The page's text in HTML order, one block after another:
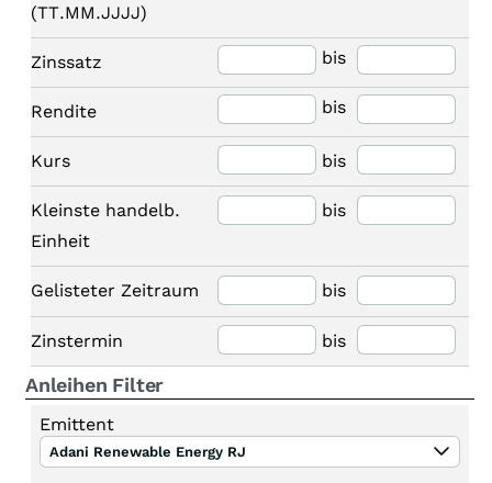
(TT.MM.JJJJ)
Zinssatz bis
Rendite bis
Kurs bis
Kleinste handelb.
Einheit
bis
Gelisteter Zeitraum bis
Zinstermin bis
Anleihen Filter
Emittent
Adani Renewable Energy RJ